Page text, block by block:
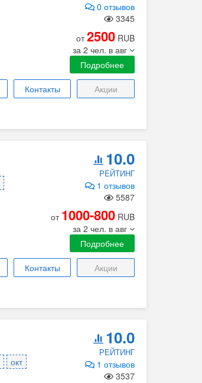
0 отзывов
3345
от2500RUB
за 2 чел. в авг
Подробнее
Контакты Акции
10.0
РЕЙТИНГ
1 отзывов
5587
от 1000-800RUB
за 2 чел. в авг
Подробнее
Контакты Акции
окт
10.0
РЕЙТИНГ
1 отзывов
3537